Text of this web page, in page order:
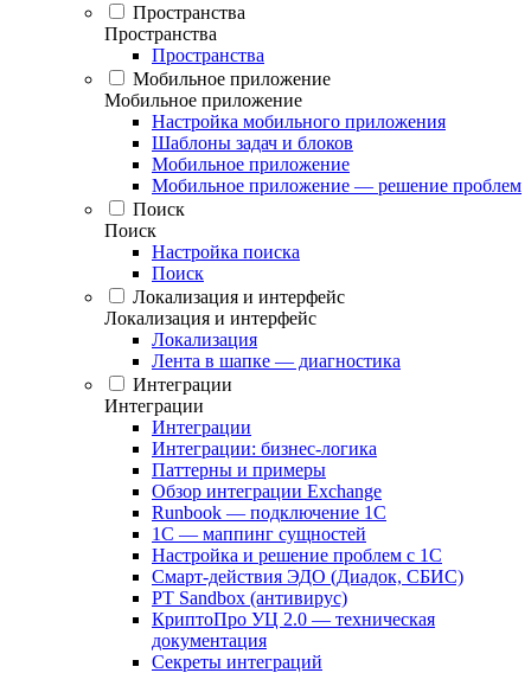
Пространства
Пространства
Пространства
Мобильное приложение
Мобильное приложение
Настройка мобильного приложения
Шаблоны задач и блоков
Мобильное приложение
Мобильное приложение — решение проблем
Поиск
Поиск
Настройка поиска
Поиск
Локализация и интерфейс
Локализация и интерфейс
Локализация
Лента в шапке — диагностика
Интеграции
Интеграции
Интеграции
Интеграции: бизнес-логика
Паттерны и примеры
Обзор интеграции Exchange
Runbook — подключение 1С
1С — маппинг сущностей
Настройка и решение проблем с 1С
Смарт-действия ЭДО (Диадок, СБИС)
PT Sandbox (антивирус)
КриптоПро УЦ 2.0 — техническая
документация
Секреты интеграций